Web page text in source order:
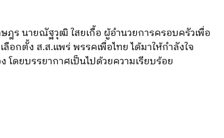
ฎร นายณัฐวุฒิ ใสยเกื้อ ผู้อำนวยการครอบครัวเพื่อ
กตั้ง ส.ส.แพร่ พรรคเพื่อไทย ได้มาให้กำลังใจ
ดยบรรยากาศเป็นไปด้วยความเรียบร้อย